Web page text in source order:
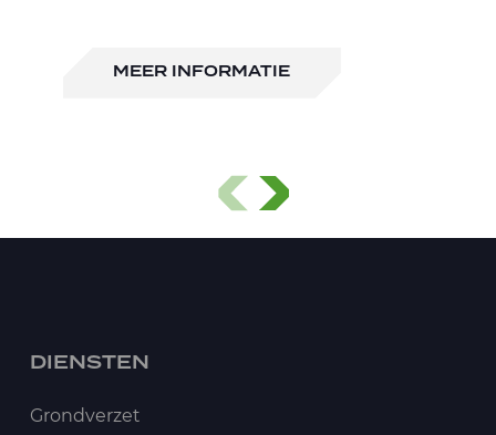
MEER INFORMATIE
DIENSTEN
Grondverzet